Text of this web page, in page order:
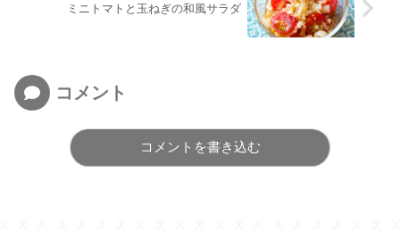
ミニトマトと玉ねぎの和風サラダ
コメント
コメントを書き込む